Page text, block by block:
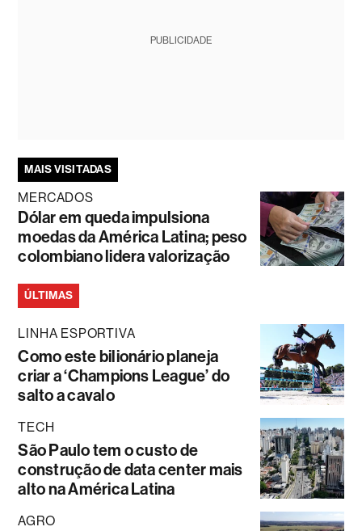
PUBLICIDADE
MAIS VISITADAS
MERCADOS
Dólar em queda impulsiona
moedas da América Latina; peso
colombiano lidera valorização
ÚLTIMAS
LINHA ESPORTIVA
Como este bilionário planeja
criar a ‘Champions League’ do
salto a cavalo
TECH
São Paulo tem o custo de
construção de data center mais
alto na América Latina
AGRO